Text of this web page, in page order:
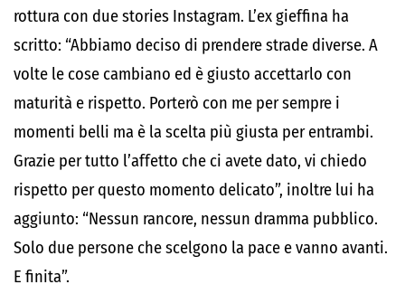
rottura con due stories Instagram. L’ex gieffina ha
scritto: “Abbiamo deciso di prendere strade diverse. A
volte le cose cambiano ed è giusto accettarlo con
maturità e rispetto. Porterò con me per sempre i
momenti belli ma è la scelta più giusta per entrambi.
Grazie per tutto l’affetto che ci avete dato, vi chiedo
rispetto per questo momento delicato”, inoltre lui ha
aggiunto: “Nessun rancore, nessun dramma pubblico.
Solo due persone che scelgono la pace e vanno avanti.
E finita”.